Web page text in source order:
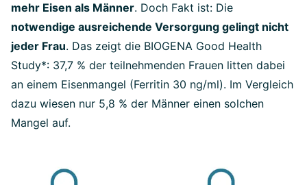
mehr Eisen als Männer. Doch Fakt ist: Die
notwendige ausreichende Versorgung gelingt nicht
jeder Frau. Das zeigt die BIOGENA Good Health
Study*: 37,7 % der teilnehmenden Frauen litten dabei
an einem Eisenmangel (Ferritin 30 ng/ml). Im Vergleich
dazu wiesen nur 5,8 % der Männer einen solchen
Mangel auf.